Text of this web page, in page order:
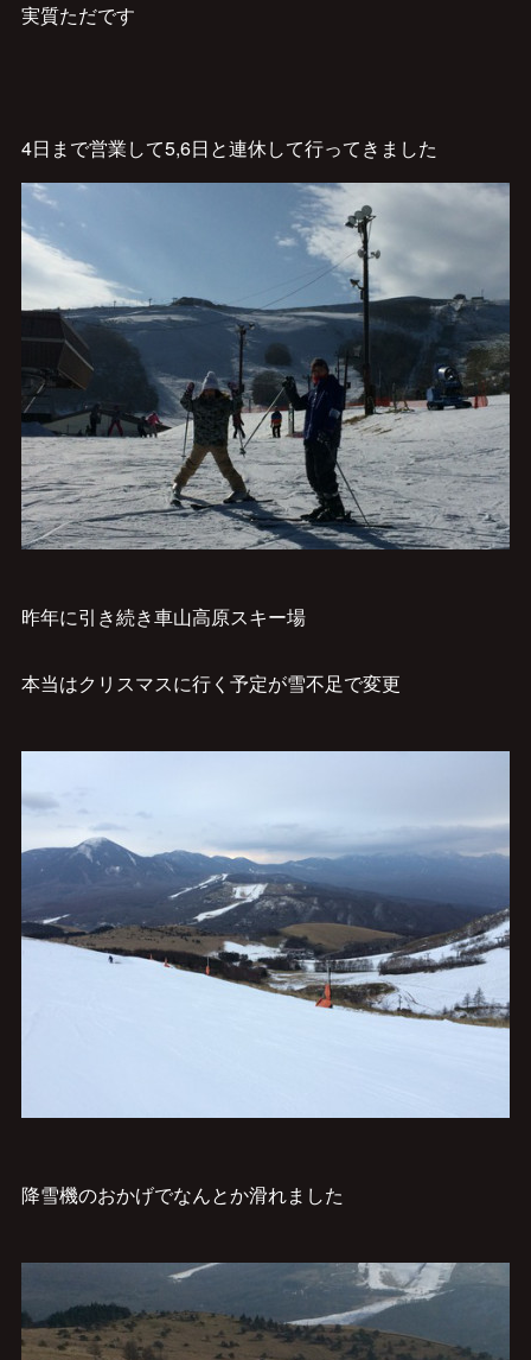
実質ただです
4日まで営業して5,6日と連休して行ってきました
昨年に引き続き車山高原スキー場
本当はクリスマスに行く予定が雪不足で変更
降雪機のおかげでなんとか滑れました